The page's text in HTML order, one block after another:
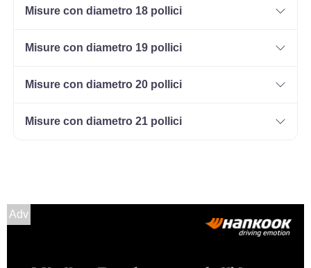
Disponibile
Misure con diametro 18 pollici
Misure con diametro 19 pollici
Misure con diametro 20 pollici
Misure con diametro 21 pollici
Adv